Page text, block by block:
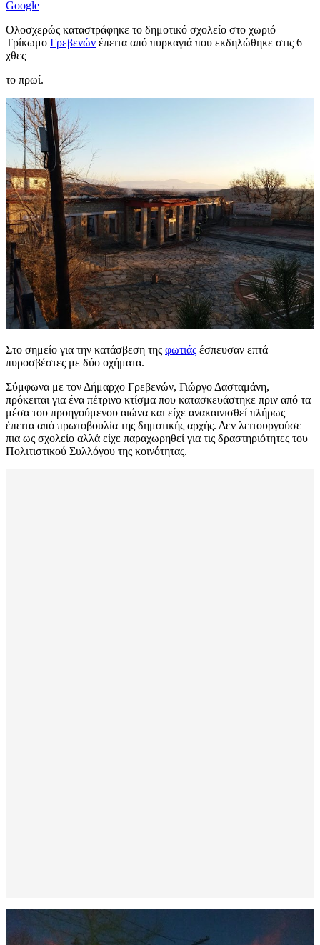
Google
Ολοσχερώς καταστράφηκε το δημοτικό σχολείο στο χωριό
Τρίκωμο Γρεβενών έπειτα από πυρκαγιά που εκδηλώθηκε στις 6
χθες
το πρωί.
Στο σημείο για την κατάσβεση της φωτιάς έσπευσαν επτά
πυροσβέστες με δύο οχήματα.
Σύμφωνα με τον Δήμαρχο Γρεβενών, Γιώργο Δασταμάνη,
πρόκειται για ένα πέτρινο κτίσμα που κατασκευάστηκε πριν από τα
μέσα του προηγούμενου αιώνα και είχε ανακαινισθεί πλήρως
έπειτα από πρωτοβουλία της δημοτικής αρχής. Δεν λειτουργούσε
πια ως σχολείο αλλά είχε παραχωρηθεί για τις δραστηριότητες του
Πολιτιστικού Συλλόγου της κοινότητας.